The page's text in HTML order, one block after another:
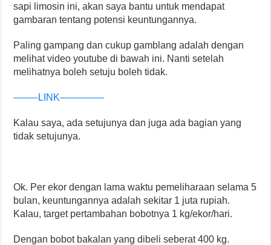
sapi limosin ini, akan saya bantu untuk mendapat
gambaran tentang potensi keuntungannya.
Paling gampang dan cukup gamblang adalah dengan
melihat video youtube di bawah ini. Nanti setelah
melihatnya boleh setuju boleh tidak.
——–LINK————–
Kalau saya, ada setujunya dan juga ada bagian yang
tidak setujunya.
Ok. Per ekor dengan lama waktu pemeliharaan selama 5
bulan, keuntungannya adalah sekitar 1 juta rupiah.
Kalau, target pertambahan bobotnya 1 kg/ekor/hari.
Dengan bobot bakalan yang dibeli seberat 400 kg.